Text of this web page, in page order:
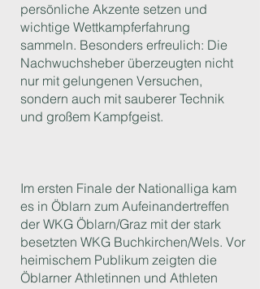
persönliche Akzente setzen und
wichtige Wettkampferfahrung
sammeln. Besonders erfreulich: Die
Nachwuchsheber überzeugten nicht
nur mit gelungenen Versuchen,
sondern auch mit sauberer Technik
und großem Kampfgeist.
Im ersten Finale der Nationalliga kam
es in Öblarn zum Aufeinandertreffen
der WKG Öblarn/Graz mit der stark
besetzten WKG Buchkirchen/Wels. Vor
heimischem Publikum zeigten die
Öblarner Athletinnen und Athleten